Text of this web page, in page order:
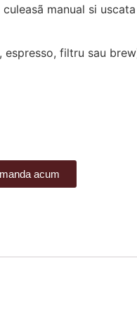
manual si
espresso, filtru sau
acum